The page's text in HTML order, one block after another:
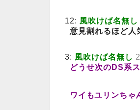
12: 風吹けば名無し
意見割れるほど人
3: 風吹けば名無し
どうせ次のDS系
ワイもユリンちゃ